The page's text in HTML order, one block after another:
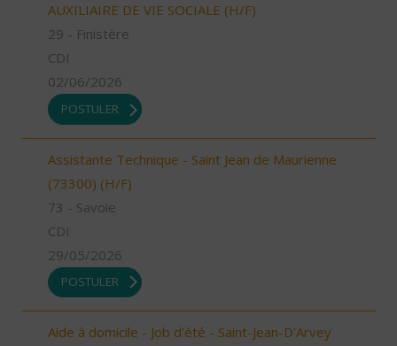
AUXILIAIRE DE VIE SOCIALE (H/F)
29 - Finistère
CDI
02/06/2026
POSTULER
Assistante Technique - Saint Jean de Maurienne
(73300) (H/F)
73 - Savoie
CDI
29/05/2026
POSTULER
Aide à domicile - Job d'été - Saint-Jean-D'Arvey